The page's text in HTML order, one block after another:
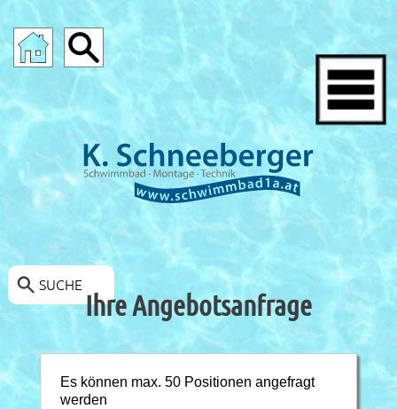
SUCHE
SCHWIMMBAD-ANGEBOTE
Ihre Angebotsanfrage
Es können max. 50 Positionen angefragt
werden